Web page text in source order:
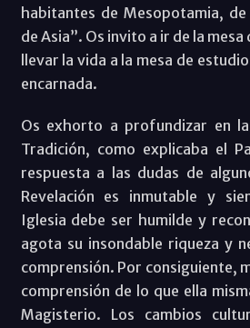
habitantes de Mesopotamia, de
de Asia”. Os invito a ir de la
llevar la vida a la mesa de
encarnada.
Os exhorto a profundizar en
Tradición, como explicaba el
respuesta a las dudas de
Revelación es inmutable y
Iglesia debe ser humilde y
agota su insondable riqueza y
comprensión. Por consiguiente,
comprensión de lo que ella
Magisterio. Los cambios